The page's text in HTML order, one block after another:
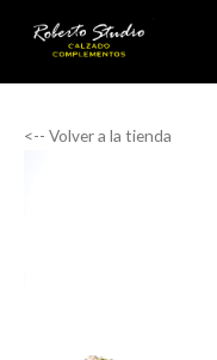
<-- Volver a la tienda